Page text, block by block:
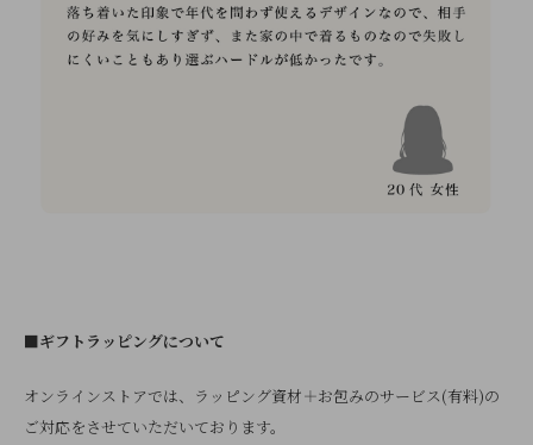
■ギフトラッピングについて
オンラインストアでは、ラッピング資材＋お包みのサービス(有料)の
ご対応をさせていただいております。